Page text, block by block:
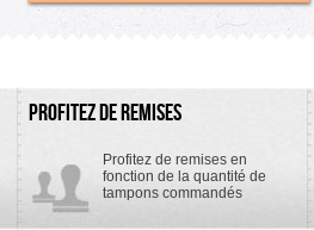
PROFITEZ DE REMISES
Profitez de remises en
fonction de la quantité de
tampons commandés